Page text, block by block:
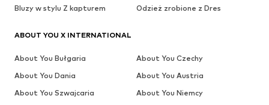
Bluzy w stylu Z kapturem
Odzież zrobione z Dres
ABOUT YOU X INTERNATIONAL
About You Bułgaria
About You Czechy
About You Dania
About You Austria
About You Szwajcaria
About You Niemcy